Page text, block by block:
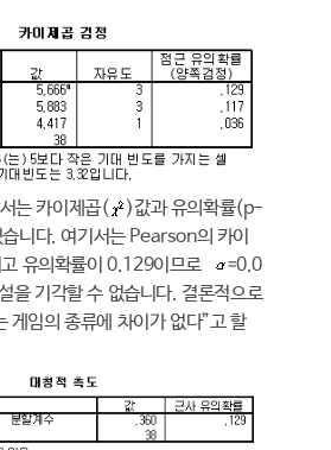
는 카이제곱(
)값과 유의확률(p-
니다. 여기서는 Pearson의 카이
유의확률이 0.129이므로
=0.0
을 기각할 수 없습니다. 결론적으로
게임의 종류에 차이가 없다”고 할